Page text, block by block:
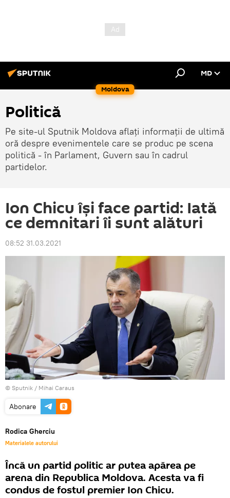
Moldova
MD
Politică
Pe site-ul Sputnik Moldova aflați informații de ultimă
oră despre evenimentele care se produc pe scena
politică - în Parlament, Guvern sau în cadrul
partidelor.
Ion Chicu își face partid: Iată
ce demnitari îi sunt alături
08:52 31.03.2021
© Sputnik / Mihai Caraus
Abonare
Rodica Gherciu
Materialele autorului
Încă un partid politic ar putea apărea pe
arena din Republica Moldova. Acesta va fi
condus de fostul premier Ion Chicu.